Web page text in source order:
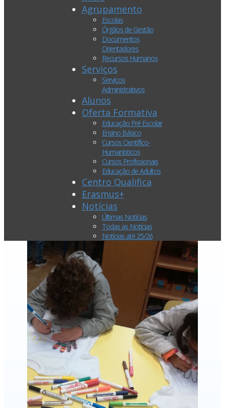
Agrupamento
Escolas
Órgãos de Gestão
Documentos
Orientadores
Recursos Humanos
Serviços
Serviços
Administrativos
Alunos
Oferta Formativa
Educação Pré Escolar
Ensino Básico
Cursos Científico-
Humanísticos
Cursos Profissionais
Educação de Adultos
Centro Qualifica
Erasmus+
Notícias
Últimas Notícias
Todas as Notícias
Notícias até 25/26